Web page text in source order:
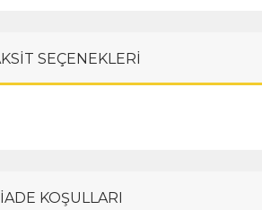
SEÇENEKLERİ
İADE KOŞULLARI